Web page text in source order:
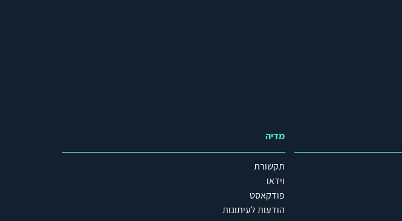
מדיה
תקשורת
וידאו
פודקאסט
הודעות לעיתונות